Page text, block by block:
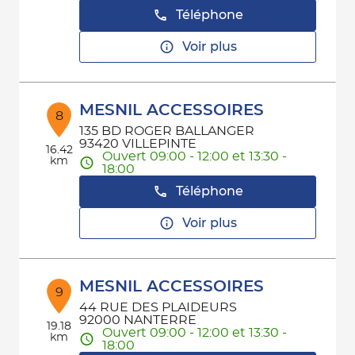
Téléphone
Voir plus
8
16.42
km
MESNIL ACCESSOIRES
135 BD ROGER BALLANGER
93420 VILLEPINTE
Ouvert 09:00 - 12:00 et 13:30 -
18:00
Téléphone
Voir plus
9
19.18
km
MESNIL ACCESSOIRES
44 RUE DES PLAIDEURS
92000 NANTERRE
Ouvert 09:00 - 12:00 et 13:30 -
18:00